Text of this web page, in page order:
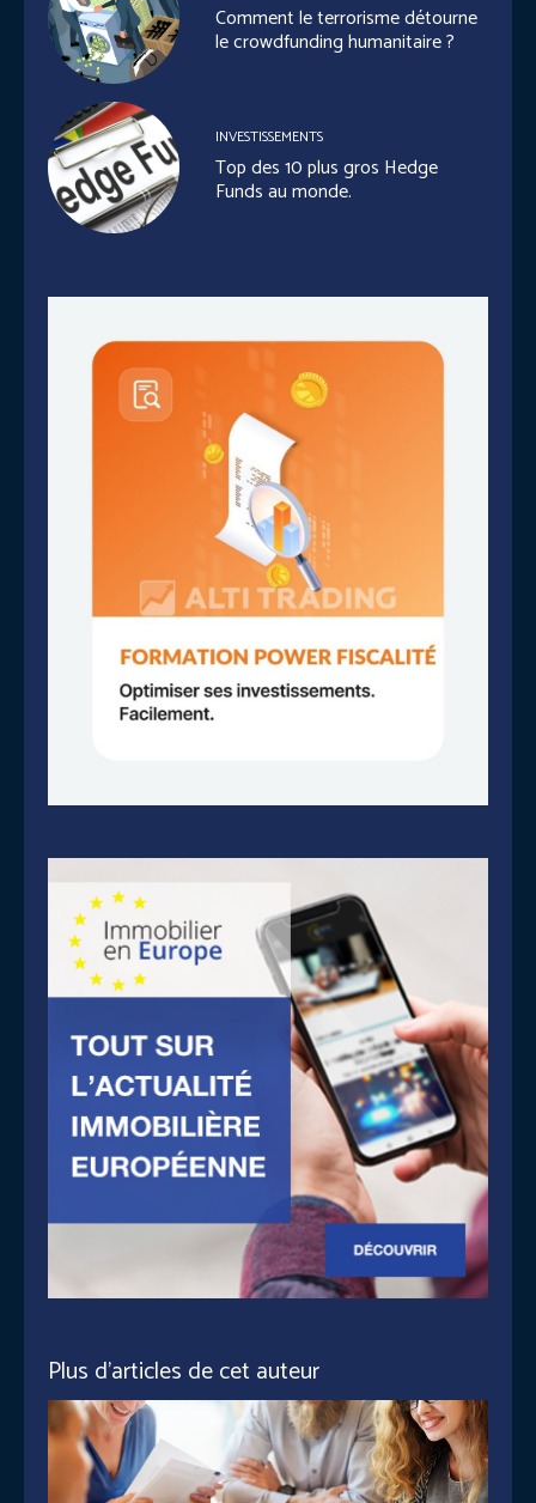
Comment le terrorisme détourne
le crowdfunding humanitaire ?
INVESTISSEMENTS
Top des 10 plus gros Hedge
Funds au monde.
Plus d'articles de cet auteur